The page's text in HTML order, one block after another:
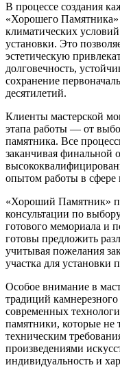
В процессе создания
«Хорошего
климатических
установки. Это
эстетическую
долговечность,
сохранение
десятилетий.
Клиенты мастерской
этапа работы — от
памятника. Все
заканчивая финальной
опытом работы в сфере
«Хороший Памятник»
консультации по
готового мемориала и
готовы предложить
учитывая пожелания
участка для установки
Особое внимание в
традиций
современных
памятники, которые не
техническим
произведениями
индивидуальность и